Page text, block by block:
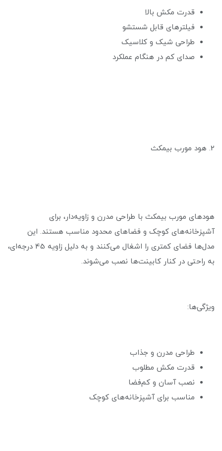
قدرت مکش بالا
فیلترهای قابل شستشو
طراحی شیک و کلاسیک
صدای کم در هنگام عملکرد
2. هود مورب بیمکث
هودهای مورب بیمکث با طراحی مدرن و زاویه‌دار، برای
آشپزخانه‌های کوچک و فضاهای محدود مناسب هستند. این
مدل‌ها فضای کمتری را اشغال می‌کنند و به دلیل زاویه 45 درجه‌ای،
به راحتی در کنار کابینت‌ها نصب می‌شوند.
ویژگی‌ها:
طراحی مدرن و جذاب
قدرت مکش مطلوب
نصب آسان و کم‌فضا
مناسب برای آشپزخانه‌های کوچک